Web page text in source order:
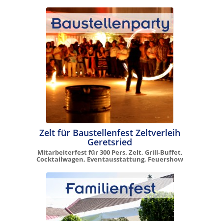
Zelt für Baustellenfest Zeltverleih
Geretsried
Mitarbeiterfest für 300 Pers. Zelt, Grill-Buffet,
Cocktailwagen, Eventausstattung, Feuershow